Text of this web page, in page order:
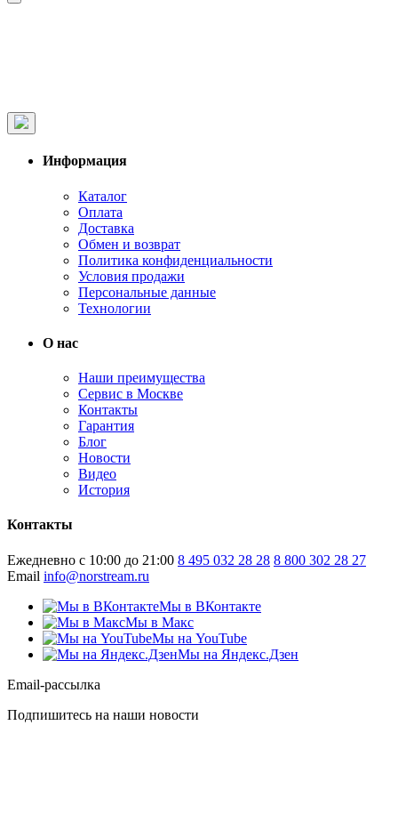
Информация
Каталог
Оплата
Доставка
Обмен и возврат
Политика конфиденциальности
Условия продажи
Персональные данные
Технологии
О нас
Наши преимущества
Сервис в Москве
Контакты
Гарантия
Блог
Новости
Видео
История
Контакты
Ежедневно с 10:00 до 21:00 8 495 032 28 28 8 800 302 28 27
Email info@norstream.ru
Мы в ВКонтакте
Мы в Макс
Мы на YouTube
Мы на Яндекс.Дзен
Email-рассылка
Подпишитесь на наши новости